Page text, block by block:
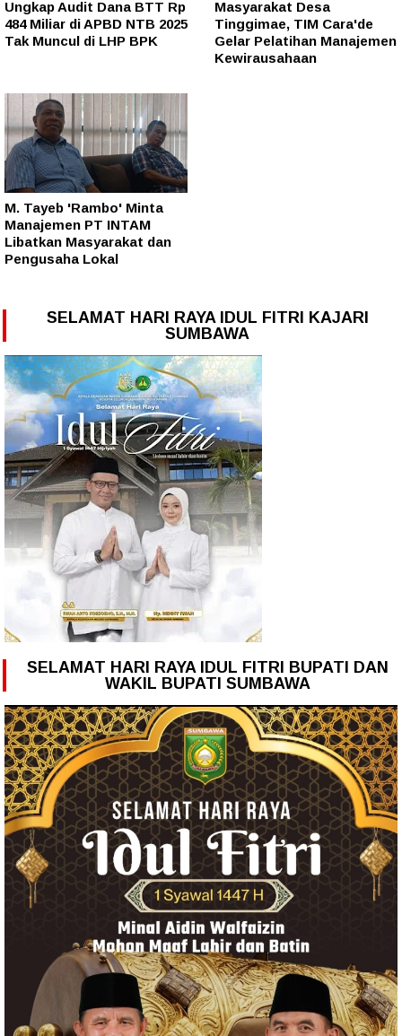
Ungkap Audit Dana BTT Rp
484 Miliar di APBD NTB 2025
Tak Muncul di LHP BPK
Masyarakat Desa
Tinggimae, TIM Cara'de
Gelar Pelatihan Manajemen
Kewirausahaan
M. Tayeb 'Rambo' Minta
Manajemen PT INTAM
Libatkan Masyarakat dan
Pengusaha Lokal
SELAMAT HARI RAYA IDUL FITRI KAJARI
SUMBAWA
SELAMAT HARI RAYA IDUL FITRI BUPATI DAN
WAKIL BUPATI SUMBAWA